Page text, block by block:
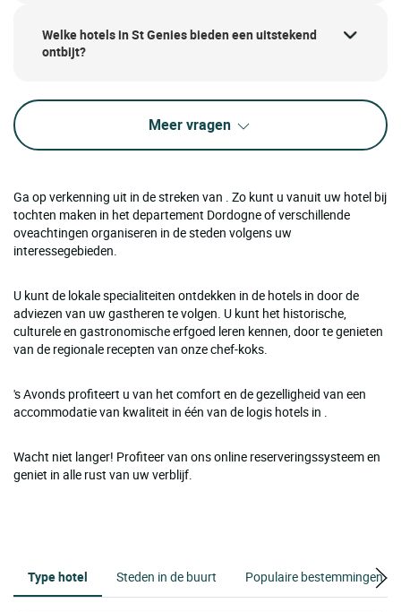
Welke hotels in St Genies bieden een uitstekend
ontbijt?
Meer vragen
Ga op verkenning uit in de streken van . Zo kunt u vanuit uw hotel bij
tochten maken in het departement Dordogne of verschillende
oveachtingen organiseren in de steden volgens uw
interessegebieden.
U kunt de lokale specialiteiten ontdekken in de hotels in door de
adviezen van uw gastheren te volgen. U kunt het historische,
culturele en gastronomische erfgoed leren kennen, door te genieten
van de regionale recepten van onze chef-koks.
's Avonds profiteert u van het comfort en de gezelligheid van een
accommodatie van kwaliteit in één van de logis hotels in .
Wacht niet langer! Profiteer van ons online reserveringssysteem en
geniet in alle rust van uw verblijf.
Type hotel Steden in de buurt Populaire bestemmingen